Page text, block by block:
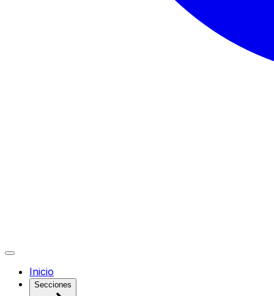
Inicio
Secciones